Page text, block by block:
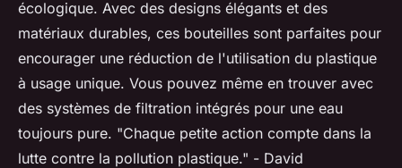
écologique. Avec des designs élégants et des
matériaux durables, ces bouteilles sont parfaites pour
encourager une réduction de l'utilisation du plastique
à usage unique. Vous pouvez même en trouver avec
des systèmes de filtration intégrés pour une eau
toujours pure. "Chaque petite action compte dans la
lutte contre la pollution plastique." - David